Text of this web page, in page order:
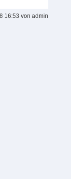
16:53 vonadmin